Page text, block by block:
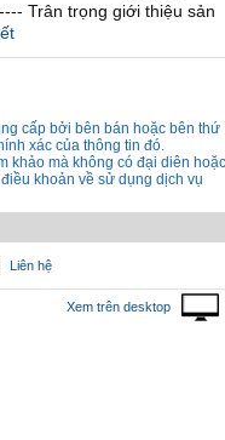
Trân trọng giới thiệu sản
cấp bởi bên bán hoặc bên thứ
xác của thông tin đó.
khảo mà không có đại diên hoặc
khoản về sử dụng dịch vụ
Liên hệ
Xem trên desktop